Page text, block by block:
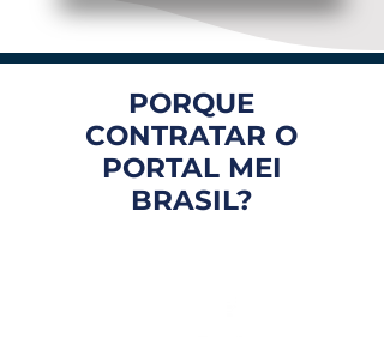
PORQUE
CONTRATAR O
PORTAL MEI
BRASIL?